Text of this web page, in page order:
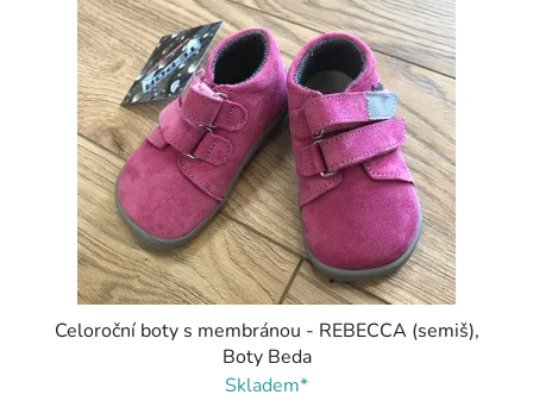
Celoroční boty s membránou - REBECCA (semiš),
Boty Beda
Skladem*